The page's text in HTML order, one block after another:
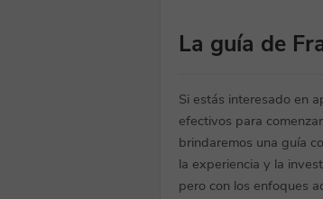
La guía de
Si estás interesado en
efectivos para
brindaremos una guía
la experiencia y la
pero con los enfoques